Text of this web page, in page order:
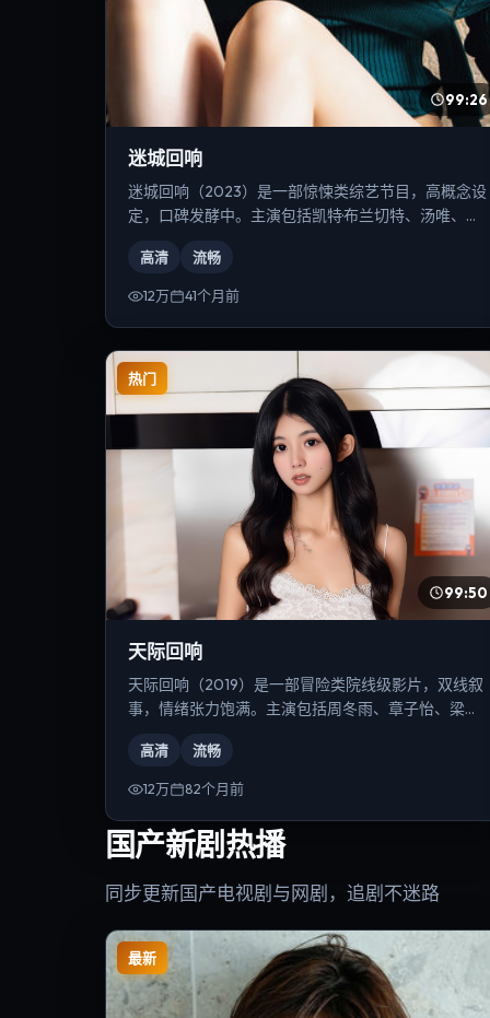
99:26
迷城回响
迷城回响（2023）是一部惊悚类综艺节目，高概念设
定，口碑发酵中。主演包括凯特·布兰切特、汤唯、木
高清 流畅
12万 41个月前
热门
99:50
天际回响
天际回响（2019）是一部冒险类院线级影片，双线叙
事，情绪张力饱满。主演包括周冬雨、章子怡、梁朝
高清 流畅
12万 82个月前
国产新剧热播
同步更新国产电视剧与网剧，追剧不迷路
最新